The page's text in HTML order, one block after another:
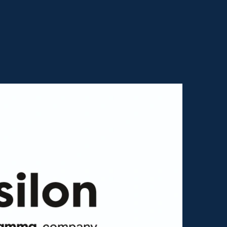
GmbH und mache das in der Telekommunikation
ins Fernsehgeschäft gemacht, ins Marketing; auch
welche bundesweit den deutschen Mittelstand zu allen
IoT gibt, und die Marke Fusion IoT aufgelegt, um genau diese
ein paar anderen Partnern die Kompetenzcenter für
dem sich Kunden aus dem Mittelstand aber auch Vertriebspartner
klar und transparent erklärt.
das Wort gleich mal an dich. Magst du dich auch kurz vorstellen
und Marketing, speziell für das ganze Projektgeschäft. Sprich,